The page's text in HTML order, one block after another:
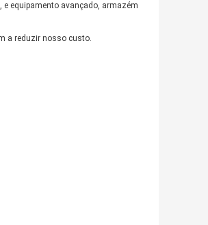
e equipamento avançado, armazém
a reduzir nosso custo.